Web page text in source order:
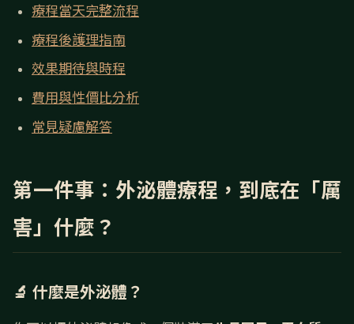
療程當天完整流程
療程後護理指南
效果期待與時程
費用與性價比分析
常見疑慮解答
第一件事：外泌體療程，到底在「厲
害」什麼？
🔬 什麼是外泌體？